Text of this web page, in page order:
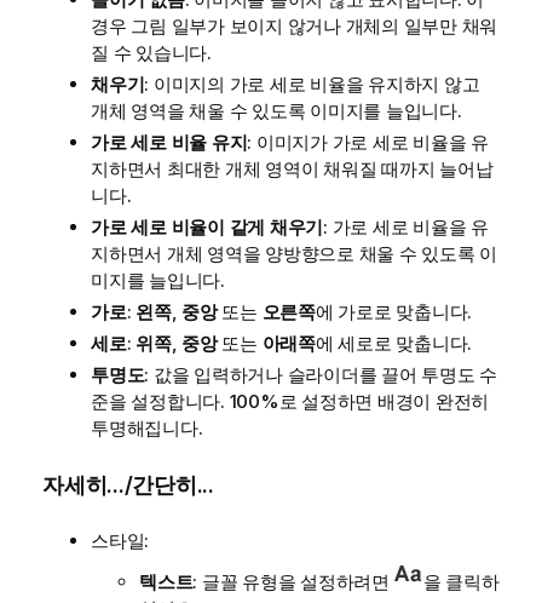
경우 그림 일부가 보이지 않거나 개체의 일부만 채워
질 수 있습니다.
채우기: 이미지의 가로 세로 비율을 유지하지 않고
개체 영역을 채울 수 있도록 이미지를 늘입니다.
가로 세로 비율 유지: 이미지가 가로 세로 비율을 유
지하면서 최대한 개체 영역이 채워질 때까지 늘어납
니다.
가로 세로 비율이 같게 채우기: 가로 세로 비율을 유
지하면서 개체 영역을 양방향으로 채울 수 있도록 이
미지를 늘입니다.
가로: 왼쪽, 중앙또는 오른쪽에 가로로 맞춥니다.
세로: 위쪽, 중앙또는 아래쪽에 세로로 맞춥니다.
투명도: 값을 입력하거나 슬라이더를 끌어 투명도 수
준을 설정합니다. 100%로 설정하면 배경이 완전히
투명해집니다.
자세히.../간단히...
스타일:
텍스트: 글꼴 유형을 설정하려면
을 클릭하